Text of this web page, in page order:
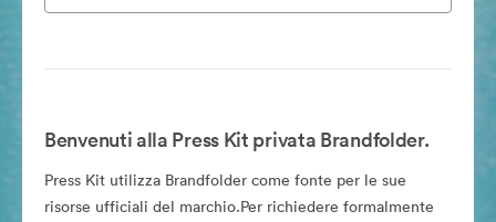
Benvenuti alla Press Kit privata Brandfolder.
Press Kit utilizza Brandfolder come fonte per le sue
risorse ufficiali del marchio.Per richiedere formalmente